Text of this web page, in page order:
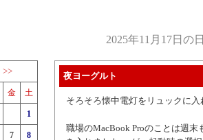
2025年11月17日の
>>
金 土
1
7 8
夜ヨーグルト
そろそろ懐中電灯をリュックに入
職場のMacBook Proのことは週